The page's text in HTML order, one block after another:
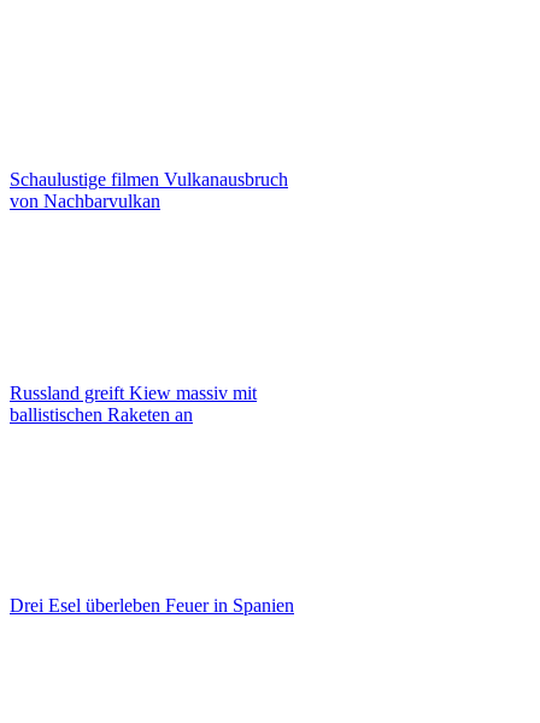
Schaulustige filmen Vulkanausbruch
von Nachbarvulkan
Russland greift Kiew massiv mit
ballistischen Raketen an
Drei Esel überleben Feuer in Spanien